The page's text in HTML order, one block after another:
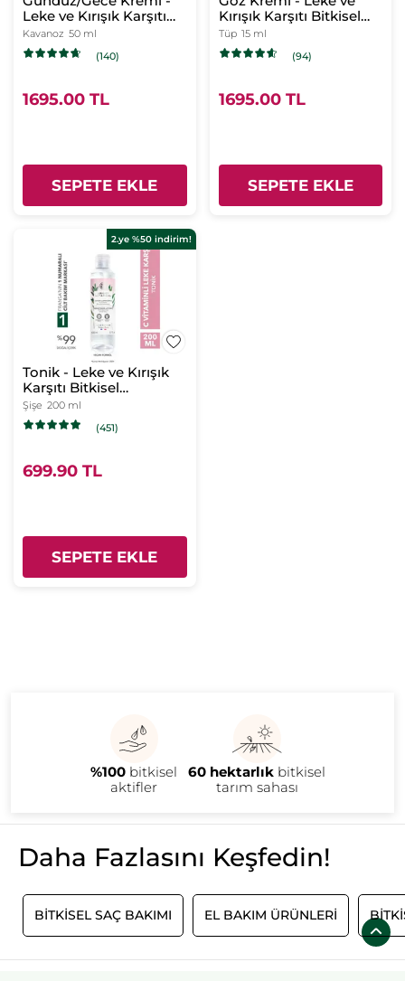
Leke ve Kırışık Karşıtı
Bitkisi Kompleks Bakım
/ Bright Botanical
Kavanoz 50 ml
(140)
1695.00 TL
SEPETE EKLE
Kırışık Karşıtı Bitkisel
Kompleks Bakım /
Bright Botanical
Tüp 15 ml
(94)
1695.00 TL
SEPETE EKLE
2.ye %50 indirim!
Tonik - Leke ve Kırışık
Karşıtı Bitkisel
Kompleks Bakım /
Bright Botanical
Şişe 200 ml
(451)
699.90 TL
SEPETE EKLE
%100 bitkisel
aktifler
60 hektarlık bitkisel
tarım sahası
Daha Fazlasını Keşfedin!
BITKISEL SAÇ BAKIMI EL BAKIM ÜRÜNLERI